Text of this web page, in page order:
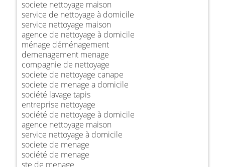
societe nettoyage maison
service de nettoyage à domicile
service nettoyage maison
agence de nettoyage à domicile
ménage déménagement
demenagement menage
compagnie de nettoyage
societe de nettoyage canape
societe de menage a domicile
société lavage tapis
entreprise nettoyage
société de nettoyage à domicile
agence nettoyage maison
service nettoyage à domicile
societe de menage
société de menage
ste de menage